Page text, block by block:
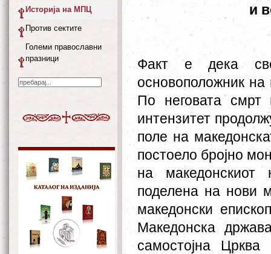
и
Факт е дека
основоположник на
По неговата
интензитет
поле на
постоело бројно
на македонскиот
поделена на нови
македонски
Македонска
самостојна
Историја на МПЦ
Против сектите
Големи православни
празници